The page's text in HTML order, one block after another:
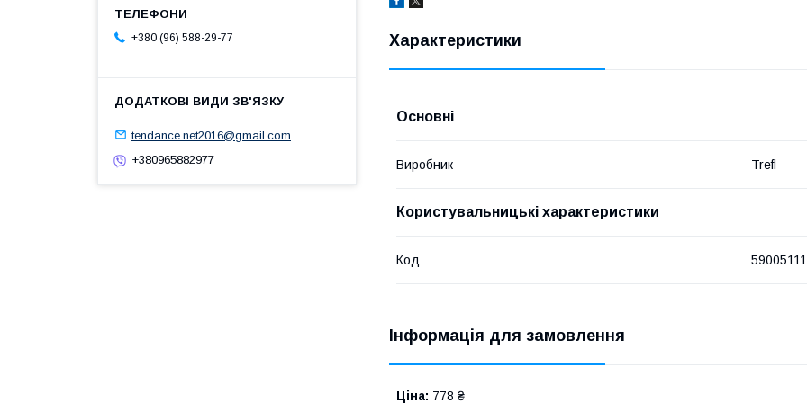
Характеристики
Основні
Виробник Trefl
Користувальницькі характеристики
Код
Інформація для замовлення
Ціна: 778 ₴
+380 (96) 588-29-77
tendance.net2016@gmail.com
+380965882977